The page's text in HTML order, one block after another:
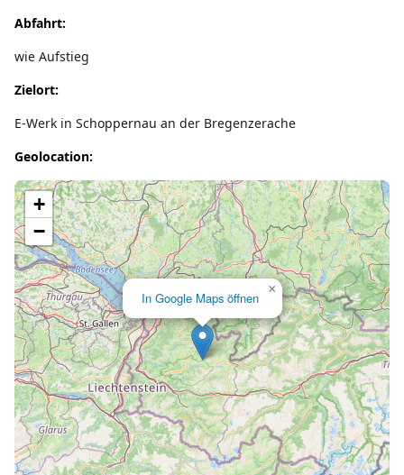
Abfahrt:
wie Aufstieg
Zielort:
E-Werk in Schoppernau an der Bregenzerache
Geolocation:
Lade Karte...
In Google Maps öffnen
×
+
−